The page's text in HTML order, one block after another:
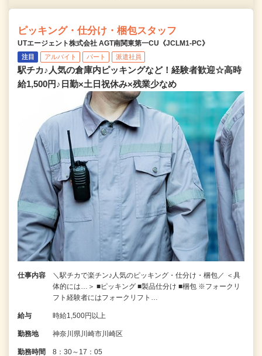
ピッキング・仕分け・梱包スタッフ
UTエージェント株式会社 AGT南関東第一CU《JCLM1-PC》
注目 アルバイト パート 派遣社員
駅チカ♪人気の倉庫内ピッキングなど！経験者歓迎☆高時
給1,500円♪日勤×土日祝休み×残業少なめ
仕事内容
＼駅チカで楽チン♪人気のピッキング・仕分け・梱包／ ＜具
体的には…＞ ■ピッキング ■製品仕分け ■梱包 ※フォークリ
フト経験者にはフォークリフト…
給与 時給1,500円以上
勤務地 神奈川県川崎市川崎区
勤務時間 8：30～17：05